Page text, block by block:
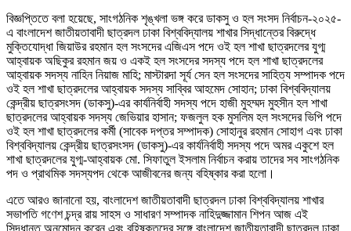
বিজ্ঞপ্তিতে বলা হয়েছে, সাংগঠনিক শৃঙ্খলা ভঙ্গ করে ডাকসু ও হল সংসদ নির্বাচন-২০২৫-
এ বাংলাদেশ জাতীয়তাবাদী ছাত্রদল ঢাকা বিশ্ববিদ্যালয় শাখার সিদ্ধান্তের বিরুদ্ধে
মুক্তিযোদ্ধা জিয়াউর রহমান হল সংসদের এজিএস পদে ওই হল শাখা ছাত্রদলের যুগ্ম
আহ্বায়ক অছিকুর রহমান জয় ও একই হল সংসদের সদস্য পদে হল শাখা ছাত্রদলের
আহ্বায়ক সদস্য নাহিন নিয়াজ মাহি; মাস্টারদা সূর্য সেন হল সংসদের সাহিত্য সম্পাদক পদে
ওই হল শাখা ছাত্রদলের আহ্বায়ক সদস্য সাব্বির আহমেদ সোহান; ঢাকা বিশ্ববিদ্যালয়
কেন্দ্রীয় ছাত্রসংসদ (ডাকসু)-এর কার্যনির্বাহী সদস্য পদে হাজী মুহম্মদ মুহসীন হল শাখা
ছাত্রদলের আহ্বায়ক সদস্য জেভিয়ার হাসান; ফজলুল হক মুসলিম হল সংসদের ভিপি পদে
ওই হল শাখা ছাত্রদলের কর্মী (সাবেক দপ্তর সম্পাদক) সোহানুর রহমান সোহাগ এবং ঢাকা
বিশ্ববিদ্যালয় কেন্দ্রীয় ছাত্রসংসদ (ডাকসু)-এর কার্যনির্বাহী সদস্য পদে অমর একুশে হল
শাখা ছাত্রদলের যুগ্ম-আহ্বায়ক মো. সিফাতুল ইসলাম নির্বাচন করায় তাদের সব সাংগঠনিক
পদ ও প্রাথমিক সদস্যপদ থেকে আজীবনের জন্য বহিষ্কার করা হলো।
এতে আরও জানানো হয়, বাংলাদেশ জাতীয়তাবাদী ছাত্রদল ঢাকা বিশ্ববিদ্যালয় শাখার
সভাপতি গণেশ চন্দ্র রায় সাহস ও সাধারণ সম্পাদক নাহিদুজ্জামান শিপন আজ এই
সিদ্ধান্ত অনুমোদন করেন এবং বহিষ্কৃতদের সঙ্গে বাংলাদেশ জাতীয়তাবাদী ছাত্রদল ঢাকা